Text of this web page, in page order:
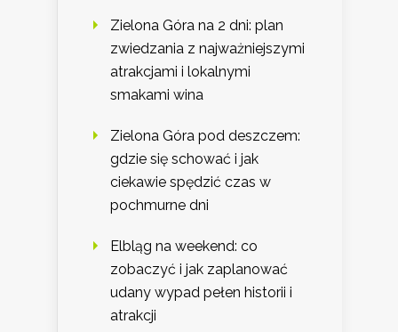
Zielona Góra na 2 dni: plan
zwiedzania z najważniejszymi
atrakcjami i lokalnymi
smakami wina
Zielona Góra pod deszczem:
gdzie się schować i jak
ciekawie spędzić czas w
pochmurne dni
Elbląg na weekend: co
zobaczyć i jak zaplanować
udany wypad pełen historii i
atrakcji